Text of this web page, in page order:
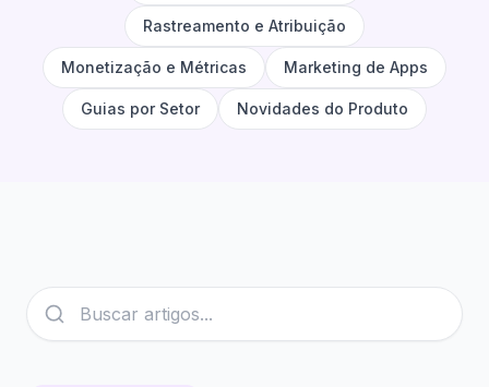
Rastreamento e Atribuição
Monetização e Métricas Marketing de Apps
Guias por Setor Novidades do Produto